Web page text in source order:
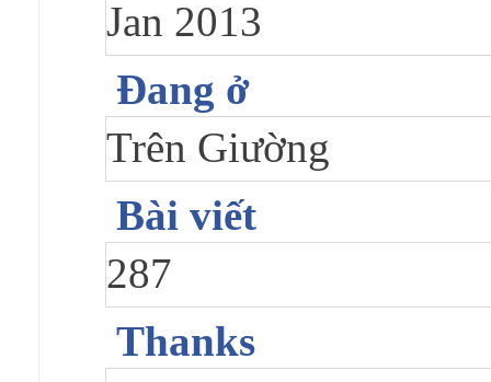
Jan 2013
Đang ở
Trên Giường
Bài viết
287
Thanks